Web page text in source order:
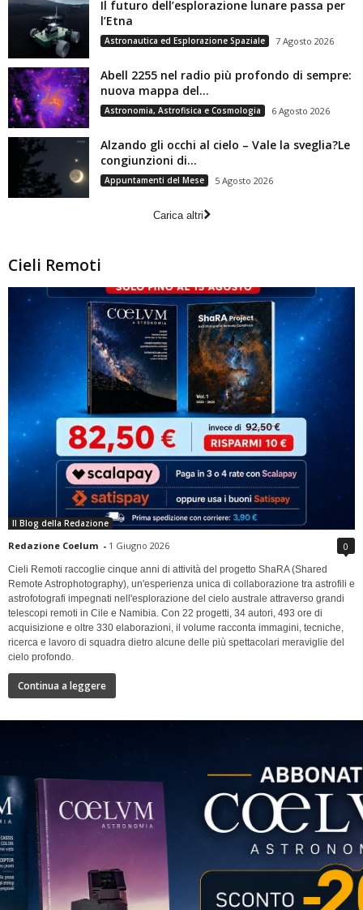
Il futuro dell’esplorazione lunare passa per
l’Etna
Astronautica ed Esplorazione Spaziale 7 Agosto 2026
Abell 2255 nel radio più profondo di sempre:
nuova mappa del...
Astronomia, Astrofisica e Cosmologia 6 Agosto 2026
Alzando gli occhi al cielo – Vale la sveglia?Le
congiunzioni di...
Appuntamenti del Mese 5 Agosto 2026
Carica altri
Cieli Remoti
Il Blog della Redazione
Redazione Coelum - 1 Giugno 2026 0
Cieli Remoti raccoglie cinque anni di attività del progetto ShaRA (Shared
Remote Astrophotography), un'esperienza unica di collaborazione tra astrofili e
astrofotografi impegnati nell'esplorazione del cielo australe attraverso grandi
telescopi remoti in Cile e Namibia. Con 22 progetti, 34 autori, 493 ore di
acquisizione e oltre 330 elaborazioni, il volume racconta immagini, tecniche,
ricerca e lavoro di squadra dietro alcune delle più spettacolari meraviglie del
cielo profondo.
Continua a leggere